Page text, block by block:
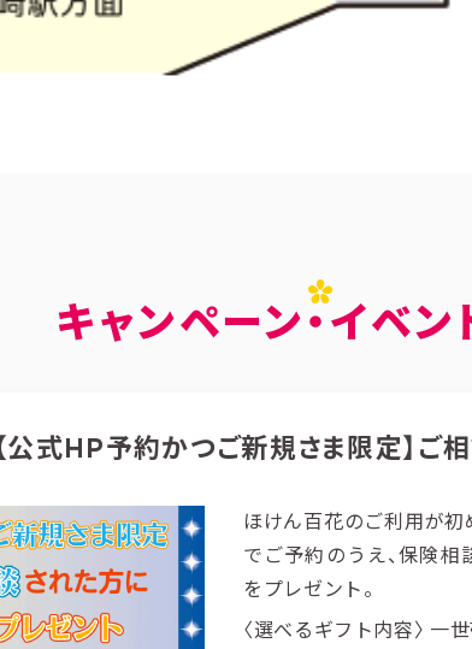
キャンペーン・イベン
【公式HP予約かつご新規さま限定】ご
ほけん百花のご利用が初
でご予約のうえ、保険相
をプレゼント。
〈選べるギフト内容〉 一